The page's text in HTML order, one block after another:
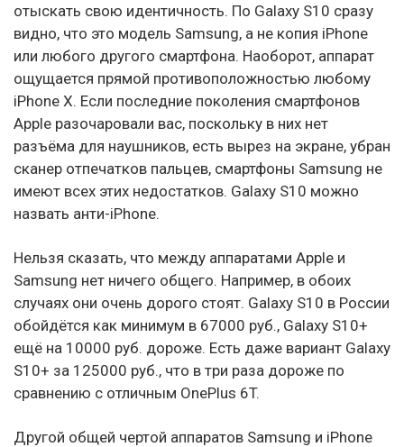
отыскать свою идентичность. По Galaxy S10 сразу
видно, что это модель Samsung, а не копия iPhone
или любого другого смартфона. Наоборот, аппарат
ощущается прямой противоположностью любому
iPhone X. Если последние поколения смартфонов
Apple разочаровали вас, поскольку в них нет
разъёма для наушников, есть вырез на экране, убран
сканер отпечатков пальцев, смартфоны Samsung не
имеют всех этих недостатков. Galaxy S10 можно
назвать анти-iPhone.
Нельзя сказать, что между аппаратами Apple и
Samsung нет ничего общего. Например, в обоих
случаях они очень дорого стоят. Galaxy S10 в России
обойдётся как минимум в 67000 руб., Galaxy S10+
ещё на 10000 руб. дороже. Есть даже вариант Galaxy
S10+ за 125000 руб., что в три раза дороже по
сравнению с отличным OnePlus 6T.
Другой общей чертой аппаратов Samsung и iPhone